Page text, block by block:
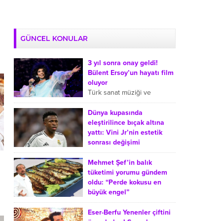
GÜNCEL KONULAR
3 yıl sonra onay geldi!
Bülent Ersoy’un hayatı film
oluyor
Türk sanat müziği ve
arabeskin sevilen
isimlerinden Bülent Ersoy’un
hayatı sinemaya uyarlanıyor.
Ersoy’un film projesiyle ilgili
süreçte, onayın yaklaşık üç...
Dünya kupasında
eleştirilince bıçak altına
yattı: Vini Jr’nin estetik
sonrası değişimi
Dünya Kupası sonrasında
Real Madrid’de forma giyen
Brezilyalı futbolcu Vinicius
Junior’ın çene operasyonu
geçirdiği yönündeki haberler
gündeme geldi. Sosyal
medyada...
Mehmet Şef’in balık
tüketimi yorumu gündem
oldu: “Perde kokusu en
büyük engel”
MasterChef Türkiye’nin
sevilen jüri üyesi Mehmet
Eser-Berfu Yenenler çiftini